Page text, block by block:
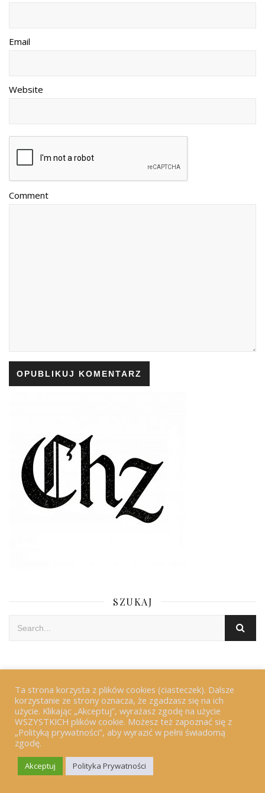
Email
Website
Comment
SZUKAJ
KONTAKT
lipiec 2026
Ta strona korzysta z plików cookies (ciasteczek). Dalsze
korzystanie ze strony oznacza, że zgadzasz się na ich
użycie. Klikając „Akceptuj”, wyrażasz zgodę na użycie
WSZYSTKICH plików cookie. Możesz też zapoznać się z
„Polityką prywatności”, aby wyrazić w pełni świadomą
zgodę.
Akceptuj Polityka Prywatności